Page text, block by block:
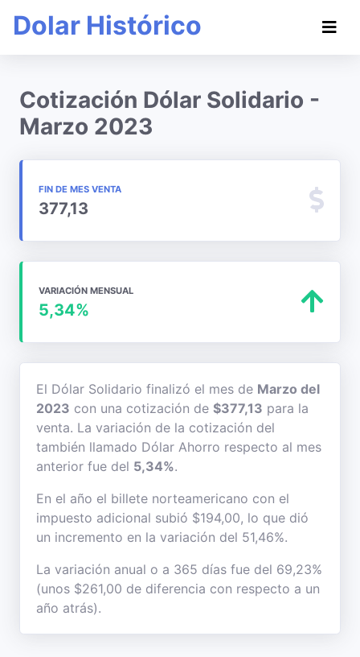
Dolar Histórico
Cotización Dólar Solidario -
Marzo 2023
FIN DE MES VENTA
377,13
VARIACIÓN MENSUAL
5,34%
El Dólar Solidario finalizó el mes de Marzo del
2023 con una cotización de $377,13 para la
venta. La variación de la cotización del
también llamado Dólar Ahorro respecto al mes
anterior fue del 5,34%.
En el año el billete norteamericano con el
impuesto adicional subió $194,00, lo que dió
un incremento en la variación del 51,46%.
La variación anual o a 365 días fue del 69,23%
(unos $261,00 de diferencia con respecto a un
año atrás).